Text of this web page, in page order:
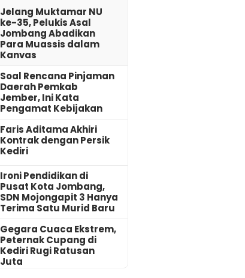
Jelang Muktamar NU
ke-35, Pelukis Asal
Jombang Abadikan
Para Muassis dalam
Kanvas
‎Soal Rencana Pinjaman
Daerah Pemkab
Jember, Ini Kata
Pengamat Kebijakan ‎
Faris Aditama Akhiri
Kontrak dengan Persik
Kediri
Ironi Pendidikan di
Pusat Kota Jombang,
SDN Mojongapit 3 Hanya
Terima Satu Murid Baru
‎Gegara Cuaca Ekstrem,
Peternak Cupang di
Kediri Rugi Ratusan
Juta